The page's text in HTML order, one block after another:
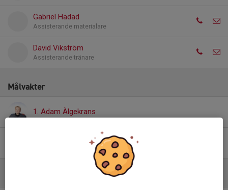
Gabriel Hadad
Assisterande materialare
David Vikström
Assisterande tränare
Målvakter
1. Adam Älgekrans
31. Enna Kadrovic